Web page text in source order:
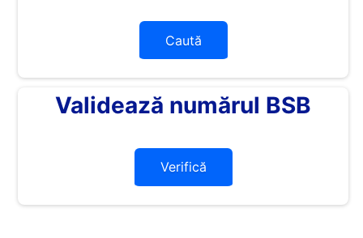
Caută
Validează numărul BSB
Verifică